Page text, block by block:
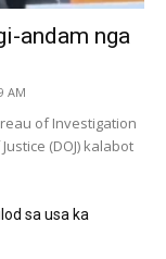
andam nga
AM
of Investigation
(DOJ) kalabot
sa usa ka